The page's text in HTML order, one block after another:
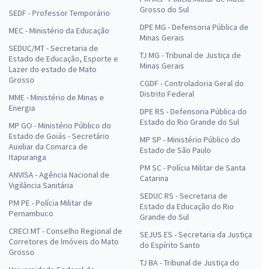
SEDF - Professor Temporário
MEC - Ministério da Educação
SEDUC/MT - Secretaria de
Estado de Educação, Esporte e
Lazer do estado de Mato
Grosso
MME - Ministério de Minas e
Energia
MP GO - Ministério Público do
Estado de Goiás - Secretário
Auxiliar da Comarca de
Itapuranga
ANVISA - Agência Nacional de
Vigilância Sanitária
PM PE - Polícia Militar de
Pernambuco
CRECI MT - Conselho Regional de
Corretores de Imóveis do Mato
Grosso
Grosso do Sul
DPE MG - Defensoria Pública de
Minas Gerais
TJ MG - Tribunal de Justiça de
Minas Gerais
CGDF - Controladoria Geral do
Distrito Federal
DPE RS - Defensoria Pública do
Estado do Rio Grande do Sul
MP SP - Ministério Público do
Estado de São Paulo
PM SC - Polícia Militar de Santa
Catarina
SEDUC RS - Secretaria de
Estado da Educação do Rio
Grande do Sul
SEJUS ES - Secretaria da Justiça
do Espírito Santo
TJ BA - Tribunal de Justiça do